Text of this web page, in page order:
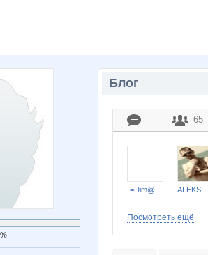
Блог
65
Посмотреть ещё